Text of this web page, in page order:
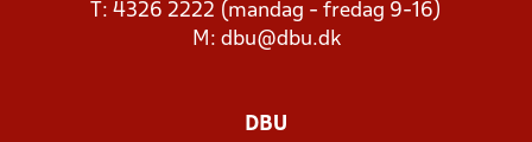
T: 4326 2222 (mandag - fredag 9-16)
M: dbu@dbu.dk
DBU